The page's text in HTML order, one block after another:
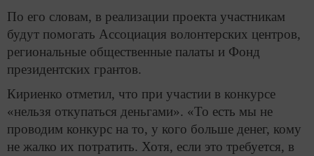
По его словам, в реализации проекта участникам
будут помогать Ассоциация волонтерских центров,
региональные общественные палаты и Фонд
президентских грантов.
Кириенко отметил, что при участии в конкурсе
«нельзя откупаться деньгами». «То есть мы не
проводим конкурс на то, у кого больше денег, кому
не жалко их потратить. Хотя, если это требуется, в